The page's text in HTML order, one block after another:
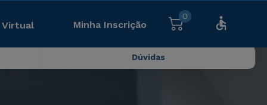
Virtual Minha Inscrição
0
Dúvidas